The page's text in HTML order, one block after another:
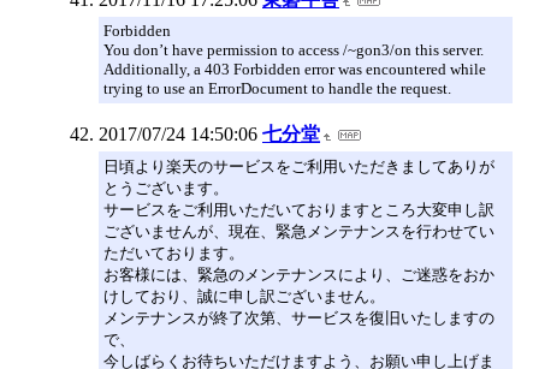
Forbidden
You don’t have permission to access /~gon3/on this server.
Additionally, a 403 Forbidden error was encountered while
trying to use an ErrorDocument to handle the request.
2017/07/24 14:50:06 七分堂
日頃より楽天のサービスをご利用いただきましてありが
とうございます。
サービスをご利用いただいておりますところ大変申し訳
ございませんが、現在、緊急メンテナンスを行わせてい
ただいております。
お客様には、緊急のメンテナンスにより、ご迷惑をおか
けしており、誠に申し訳ございません。
メンテナンスが終了次第、サービスを復旧いたしますの
で、
今しばらくお待ちいただけますよう、お願い申し上げま